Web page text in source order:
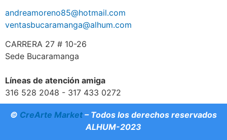
andreamoreno85@hotmail.com
ventasbucaramanga@alhum.com
CARRERA 27 # 10-26
Sede Bucaramanga
Líneas de atención amiga
316 528 2048 - 317 433 0272
© CreArte Market – Todos los derechos reservados
ALHUM-2023